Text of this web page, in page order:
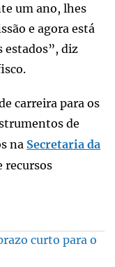
um ano, lhes
e agora está
estados”, diz
carreira para os
de
na Secretaria da
recursos
curto para o